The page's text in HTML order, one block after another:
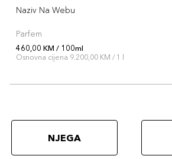
Naziv Na Webu
Parfem
460,00 KM / 100ml
Osnovna cijena 9.200,00 KM / 1 l
NJEGA